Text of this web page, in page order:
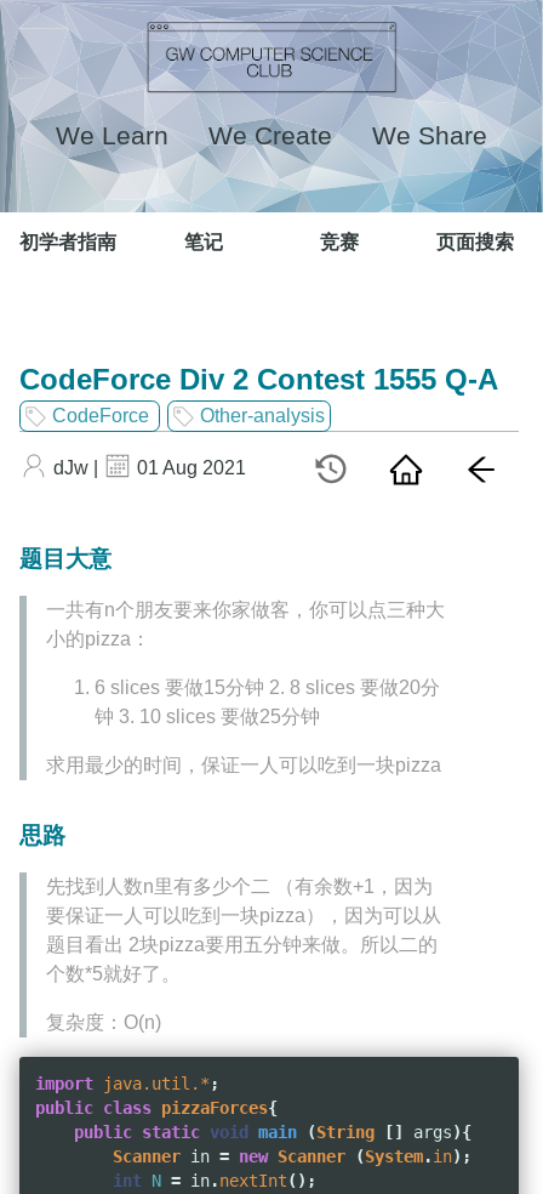
We Learn We Create We Share
初学者指南 笔记 竞赛 页面搜索
CodeForce Div 2 Contest 1555 Q-A
CodeForce Other-analysis
dJw | 01 Aug 2021
题目大意
一共有n个朋友要来你家做客，你可以点三种大
小的pizza：
6 slices 要做15分钟 2. 8 slices 要做20分
钟 3. 10 slices 要做25分钟
求用最少的时间，保证一人可以吃到一块pizza
思路
先找到人数n里有多少个二 （有余数+1，因为
要保证一人可以吃到一块pizza），因为可以从
题目看出 2块pizza要用五分钟来做。所以二的
个数*5就好了。
复杂度：O(n)
import java.util.* ;
public class pizzaForces{
public static void main (String [] args){
Scanner in = new Scanner (System.in);
int N = in.nextInt();